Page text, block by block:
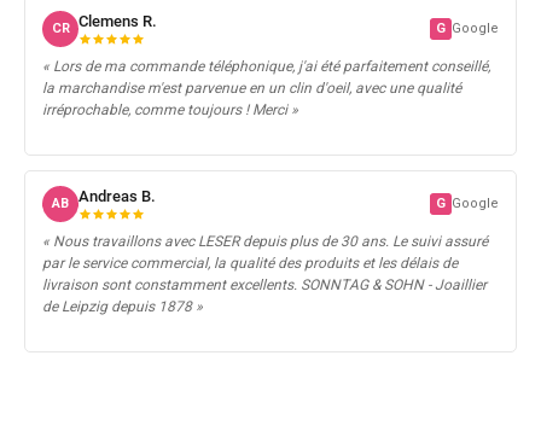
CR Clemens R. G Google
« Lors de ma commande téléphonique, j'ai été parfaitement conseillé,
la marchandise m'est parvenue en un clin d'oeil, avec une qualité
irréprochable, comme toujours ! Merci »
AB Andreas B. G Google
« Nous travaillons avec LESER depuis plus de 30 ans. Le suivi assuré
par le service commercial, la qualité des produits et les délais de
livraison sont constamment excellents. SONNTAG & SOHN - Joaillier
de Leipzig depuis 1878 »